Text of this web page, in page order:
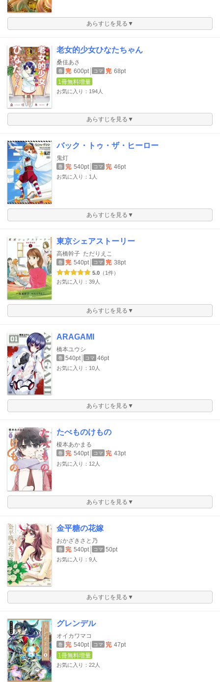
あらすじを見る▼
老女的少女ひなたちゃん
桑佳あさ
巻 完 600pt コマ 完 68pt
1冊無料増量
お気に入り：194人
あらすじを見る▼
バック・トゥ・ザ・ヒーロー
鬼灯
巻 完 540pt コマ 完 46pt
お気に入り：1人
あらすじを見る▼
東京シェアストーリー
高橋幹子 ただりえこ
巻 完 540pt コマ 完 38pt
5.0 （1件）
お気に入り：39人
あらすじを見る▼
ARAGAMI
橋本ユウシ
巻 540pt コマ 46pt
お気に入り：10人
あらすじを見る▼
たべものけもの
榎本あかまる
巻 完 540pt コマ 完 43pt
お気に入り：12人
あらすじを見る▼
金平糖の花嫁
おかざきさと乃
巻 完 540pt コマ 50pt
お気に入り：9人
あらすじを見る▼
グレンデル
オイカワマコ
巻 完 540pt コマ 完 47pt
1冊無料増量
お気に入り：22人